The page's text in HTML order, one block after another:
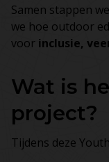
Samen stappen
we hoe outdoor
voor inclusie,
Wat is
project?
Tijdens deze